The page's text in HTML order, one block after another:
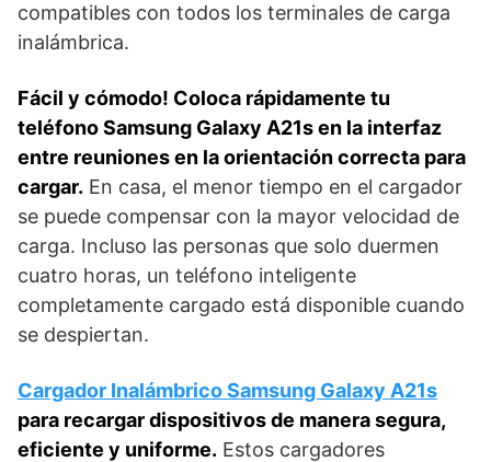
compatibles con todos los terminales de carga
inalámbrica.
Fácil y cómodo! Coloca rápidamente tu
teléfono Samsung Galaxy A21s en la interfaz
entre reuniones en la orientación correcta para
cargar. En casa, el menor tiempo en el cargador
se puede compensar con la mayor velocidad de
carga. Incluso las personas que solo duermen
cuatro horas, un teléfono inteligente
completamente cargado está disponible cuando
se despiertan.
Cargador Inalámbrico Samsung Galaxy A21s
para recargar dispositivos de manera segura,
eficiente y uniforme. Estos cargadores